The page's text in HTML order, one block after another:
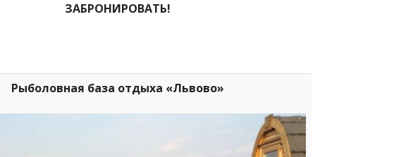
ЗАБРОНИРОВАТЬ!
Рыболовная база отдыха «Львово»